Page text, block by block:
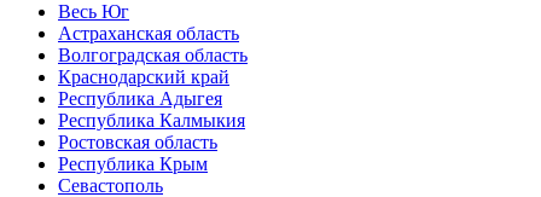
Весь Юг
Астраханская область
Волгоградская область
Краснодарский край
Республика Адыгея
Республика Калмыкия
Ростовская область
Республика Крым
Севастополь